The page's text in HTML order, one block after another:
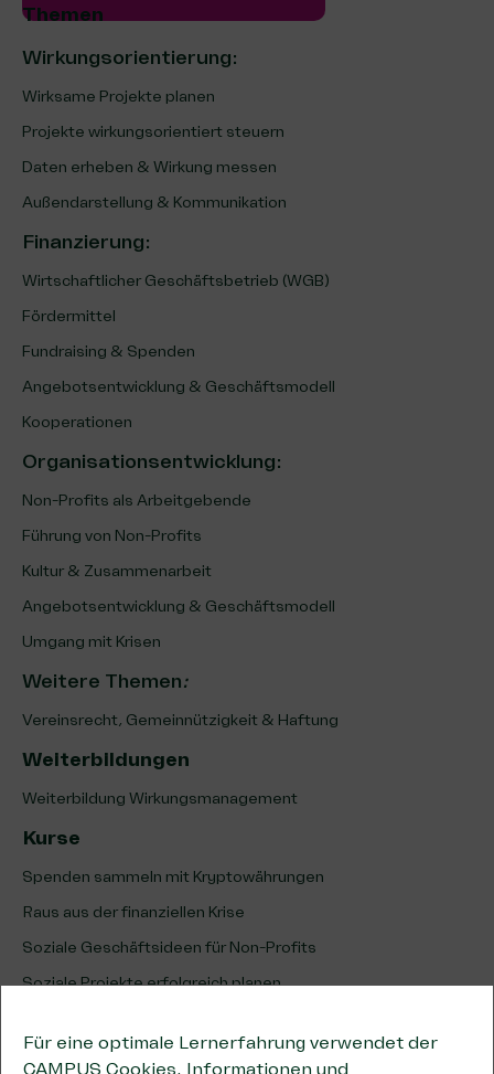
Für eine optimale Lernerfahrung verwendet der
CAMPUS Cookies. Informationen und
Themen
Wirkungsorientierung:
Wirksame Projekte planen
Projekte wirkungsorientiert steuern
Daten erheben & Wirkung messen
Außendarstellung & Kommunikation
Finanzierung:
Wirtschaftlicher Geschäftsbetrieb (WGB)
Fördermittel
Fundraising & Spenden
Angebotsentwicklung & Geschäftsmodell
Kooperationen
Organisationsentwicklung:
Non-Profits als Arbeitgebende
Führung von Non-Profits
Kultur & Zusammenarbeit
Angebotsentwicklung & Geschäftsmodell
Umgang mit Krisen
Weitere Themen:
Vereinsrecht, Gemeinnützigkeit & Haftung
Weiterbildungen
Weiterbildung Wirkungsmanagement
Kurse
Spenden sammeln mit Kryptowährungen
Raus aus der finanziellen Krise
Soziale Geschäftsideen für Non-Profits
Soziale Projekte erfolgreich planen
Unternehmenskooperationen